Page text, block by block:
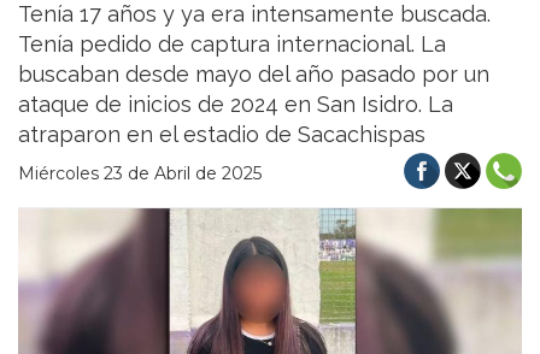
Tenía 17 años y ya era intensamente buscada.
Tenía pedido de captura internacional. La
buscaban desde mayo del año pasado por un
ataque de inicios de 2024 en San Isidro. La
atraparon en el estadio de Sacachispas
Miércoles 23 de Abril de 2025